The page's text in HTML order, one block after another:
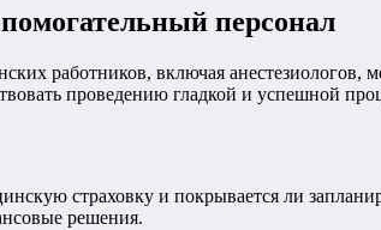
персонал
работников, включая
проведению гладкой и успешной
страховку и покрывается ли
решения.